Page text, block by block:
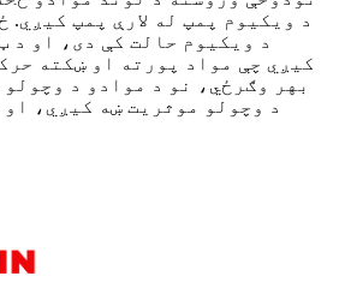
د ویکیوم پمپ له لارې پمپ کیږي.
د ویکیوم حالت کې دی، او د
کیږي چې مواد پورته او ښکته
بهر وګرځي، نو د موادو د
د وچولو موثریت ښه کیږي،